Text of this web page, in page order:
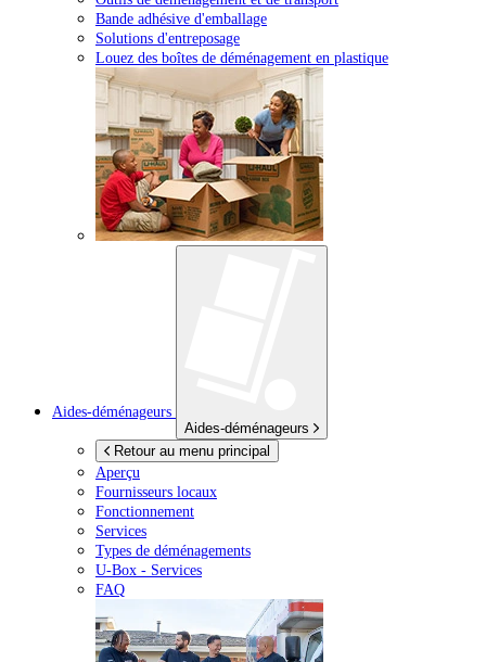
Bande adhésive d'emballage
Solutions d'entreposage
Louez des boîtes de déménagement en plastique
Aides-déménageurs
Aides-déménageurs
Retour au menu principal
Aperçu
Fournisseurs locaux
Fonctionnement
Services
Types de déménagements
U-Box - Services
FAQ